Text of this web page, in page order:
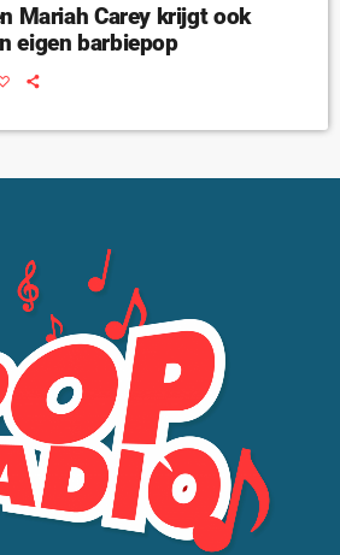
Mariah Carey krijgt ook
eigen barbiepop